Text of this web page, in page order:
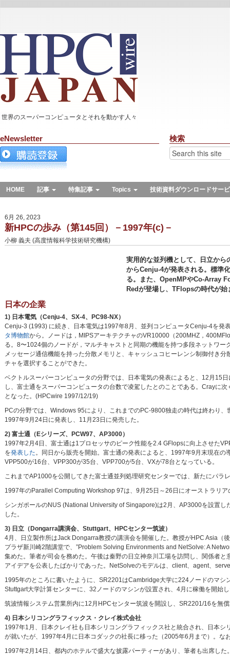
世界のスーパーコンピュータとそれを動かす人々
eNewsletter 検索
HOME 記事 特集記事 Topics 技術資料ダウンロードサー
6月 26, 2023
新HPCの歩み（第145回）－1997年(c)－
小柳 義夫 (高度情報科学技術研究機構)
実用的な並列機として、日立から
からCenju-4が発表される。標準
る。また、OpenMPやCo-Array
Redが登場し、TFlopsの時代が始
日本の企業
1) 日本電気（Cenju-4、SX-4、PC98-NX）
Cenju-3 (1993) に続き、日本電気は1997年8月、並列コンピュータCenju-4を発
タ博物館から。ノードは，MIPSアーキテクチャのVR10000（200MHZ，
る。8〜1024個のノードが，マルチキャストと同期の機能を持つ多段ネットワー
メッセージ通信機能を持った分散メモリと、キャッシュコヒーレンシ制御付き
チャを選択することができた。
ベクトルスーパーコンピュータの分野では、日本電気の発表によると、12月15
し、富士通をスーパーコンピュータの台数で凌駕したとのことである。Crayに
となった。(HPCwire 1997/12/19)
PCの分野では、Windows 95により、これまでのPC-9800独走の時代は終わり
1997年9月24日に発表し、11月23日に発売した。
2) 富士通（Eシリーズ、PCW97、AP3000）
1997年2月4日、富士通は1プロセッサのピーク性能を2.4 GFlopsに向上させた
を発表した。同日から販売を開始。富士通の発表によると、1997年9月末現在の
VPP500が16台、VPP300が35台、VPP700が5台、VXが78台となっている。
これまでAP1000を公開してきた富士通並列処理研究センターでは、新たにパラ
1997年のParallel Computing Workshop 97は、9月25日～26日にオーストラリ
シンガポールのNUS (National University of Singapore)は2月、AP3000を設置
した。
3) 日立（Dongarra講演会、Stuttgart、HPCセンター筑波）
4月、日立製作所はJack Dongarra教授の講演会を開催した。教授がHPC Asia（
プラザ新川崎2階講堂で、”Problem Solving Environments and NetSolve: A
集めた。筆者が司会を務めた。午後は秦野の日立神奈川工場を訪問し、関係者
アイデアを公表したばかりであった。NetSolveのモデルは、client、agent、
1995年のところに書いたように、SR2201はCambridge大学に224ノードのマ
Stuttgart大学計算センターに、32ノードのマシンが設置され、4月に稼働を開始
筑波情報システム営業所内に12月HPCセンター筑波を開設し、SR2201/16を無
4) 日本シリコングラフィックス・クレイ株式会社
1997年1月、日本クレイ社も日本シリコングラフィックス社と統合され、日本
が就いたが、1997年4月に日本コダックの社長に移った（2005年6月まで）。な
1997年2月14日、都内のホテルで盛大な披露パーティーがあり、筆者も出席し